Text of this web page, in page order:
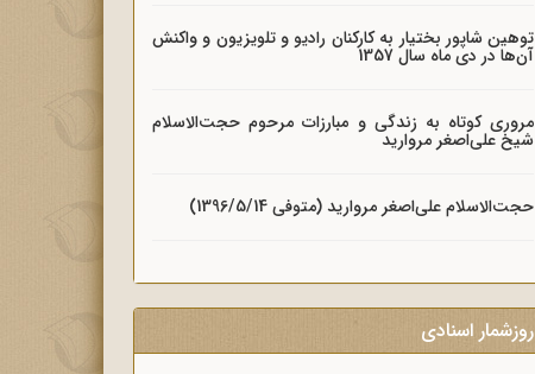
توهین شاپور بختیار به کارکنان رادیو و تلویزیون و واکنش
آن‌ها در دی ماه سال 1357
مروری کوتاه به زندگی و مبارزات مرحوم حجت‌الاسلام
شیخ علی‌اصغر مروارید
حجت‌الاسلام علی‌اصغر مروارید (متوفی 1396/5/14)
روزشمار اسنادی